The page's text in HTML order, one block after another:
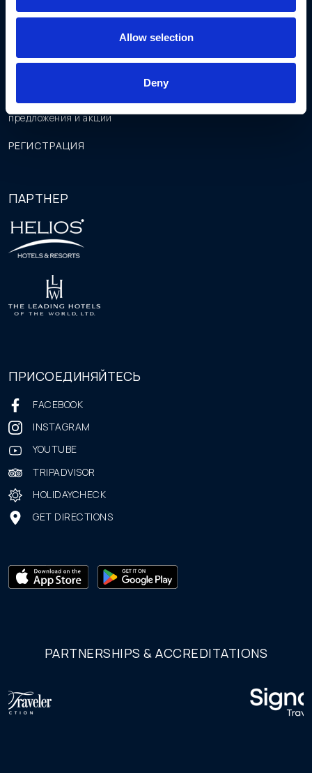
Allow selection
Deny
Тел: +30 28410 63000
info@eloundabeach.gr
Подпишитесь на специальные
предложения и акции
РЕГИСТРАЦИЯ
ПАРТНЕР
ПРИСОЕДИНЯЙТЕСЬ
FACEBOOK
INSTAGRAM
YOUTUBE
TRIPADVISOR
HOLIDAYCHECK
GET DIRECTIONS
PARTNERSHIPS & ACCREDITATIONS